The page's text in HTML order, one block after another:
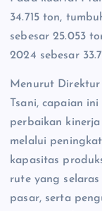
34.715 ton,
sebesar 25.053
2024 sebesar
Menurut
Tsani, capaian
perbaikan
melalui
kapasitas
rute yang
pasar, serta